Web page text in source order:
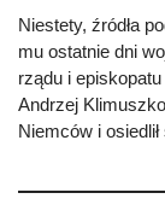
Niestety, źródła
mu ostatnie dni
rządu i
Andrzej
Niemców i